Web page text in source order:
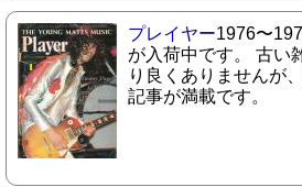
プレイヤー1976〜
が入荷中です。 古い
り良くありませんが
記事が満載です。